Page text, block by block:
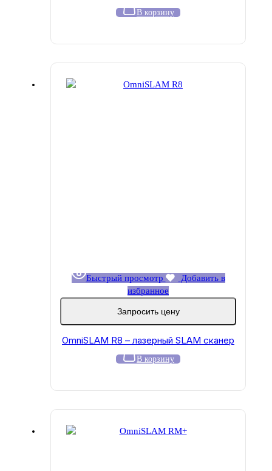
В корзину
Быстрый просмотр
Добавить в
избранное
Запросить цену
OmniSLAM R8 – лазерный SLAM сканер
В корзину